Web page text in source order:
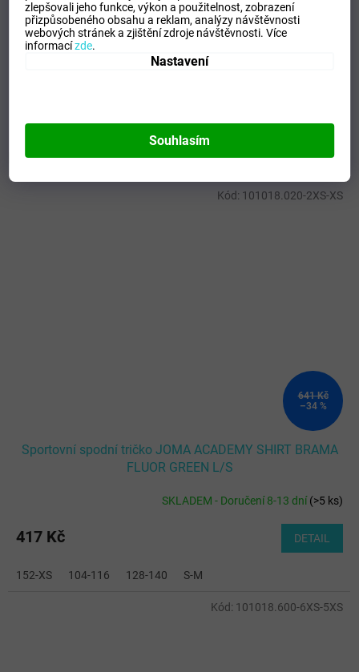
zlepšovali jeho funkce, výkon a použitelnost,zobrazení
přizpůsobeného obsahu a reklam, analýzy návštěvnosti
webových stránek a zjištění zdroje návštěvnosti.Více
informacízde.
Nastavení
Souhlasím
Mohlo by se vám líbit
641 Kč
–34 %
Sportovní spodní tričko JOMA ACADEMY SHIRT BRAMA
FLUOR GREEN L/S
SKLADEM - Doručení 8-13 dní(>5 ks)
417 Kč DETAIL
152-XS 104-116 128-140 S-M
Kód: 101018.020-2XS-XS
Kód: 101018.600-6XS-5XS
Kategorie:
Dámské termoprádlo
EAN:
Zvolte variantu